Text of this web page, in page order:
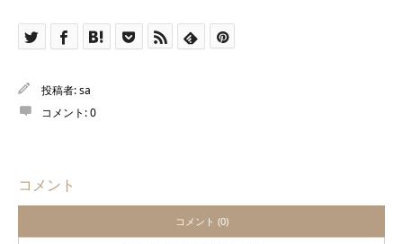
投稿者:sa
コメント:0
コメント
コメント (0)